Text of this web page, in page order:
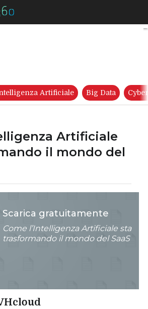
Come l’Intelligenza
Artificiale Big Data
Artificiale
il mondo del
Scarica gratuitamente
Come l’Intelligenza Artificiale sta
trasformando il mondo del SaaS